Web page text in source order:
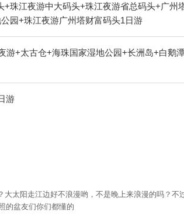
珠江夜游中大码头+珠江夜游省总码头+广
园+珠江夜游广州塔财富码头1日游
游+太古仓+海珠国家湿地公园+长洲岛+白
游
太阳走江边好不浪漫哟，不是晚上来浪漫的吗？
的盆友们你们都懂的